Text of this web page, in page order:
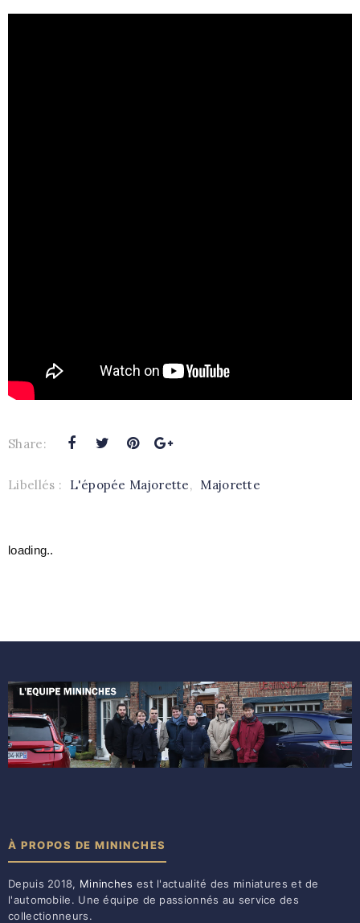
Share:
Libellés : L'épopée Majorette, Majorette
loading..
À PROPOS DE MININCHES
Depuis 2018, Mininches est l'actualité des miniatures et de
l'automobile. Une équipe de passionnés au service des
collectionneurs.